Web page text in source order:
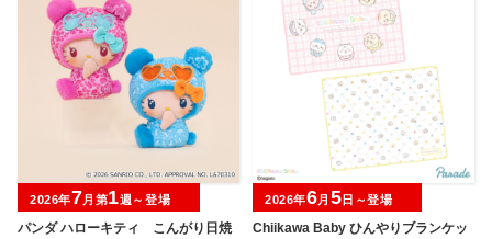
パンダ ハローキティ こんがり日焼
2026年7月第1週～登場
Chiikawa Baby ひんやりブランケッ
2026年6月 5日～登場